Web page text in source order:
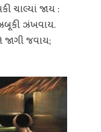
ચાલ્યાં જાય :
ઝંખવાય.
જાગી જવાય;